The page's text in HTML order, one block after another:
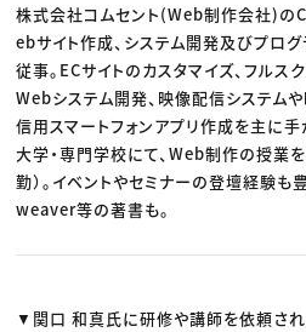
株式会社コムセント(Web制作会社)の
ebサイト作成、システム開発及びプロ
従事。ECサイトのカスタマイズ、フルス
Webシステム開発、映像配信システム
信用スマートフォンアプリ作成を主に手
大学・専門学校にて、Web制作の授業
勤）。イベントやセミナーの登壇経験も
weaver等の著書も。
▼関口 和真氏に研修や講師を依頼さ